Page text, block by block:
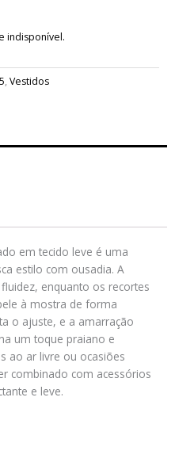
indisponível.
, Vestidos
em tecido leve é uma
estilo com ousadia. A
enquanto os recortes
à mostra de forma
o ajuste, e a amarração
um toque praiano e
ao ar livre ou ocasiões
combinado com acessórios
e leve.